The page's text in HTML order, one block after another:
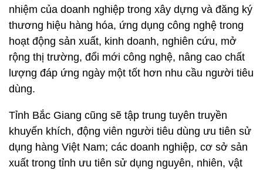
nhiệm của doanh nghiệp trong xây dựng và đăng ký
thương hiệu hàng hóa, ứng dụng công nghệ trong
hoạt động sản xuất, kinh doanh, nghiên cứu, mở
rộng thị trường, đổi mới công nghệ, nâng cao chất
lượng đáp ứng ngày một tốt hơn nhu cầu người tiêu
dùng.
Tỉnh Bắc Giang cũng sẽ tập trung tuyên truyền
khuyến khích, động viên người tiêu dùng ưu tiên sử
dụng hàng Việt Nam; các doanh nghiệp, cơ sở sản
xuất trong tỉnh ưu tiên sử dụng nguyên, nhiên, vật